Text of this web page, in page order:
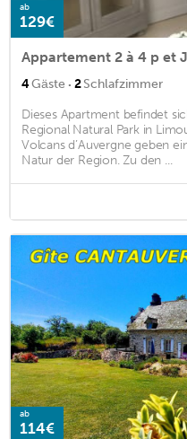
ab
129€
4Gäste · 2Schlafzimmer
Dieses Apartment befindet
Regional Natural Park in
Volcans d’Auvergne geben
Natur der Region. Zu den ...
ab
114€